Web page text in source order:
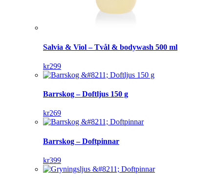
Salvia & Viol – Tvål & bodywash 500 ml
kr299
Barrskog – Doftljus 150 g
kr269
Barrskog – Doftpinnar
kr399